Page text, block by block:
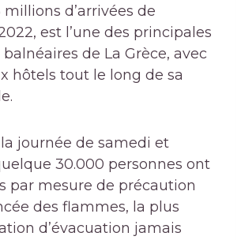
d’arrivées de
est l’une des principales
de La Grèce, avec
hôtels tout le long de sa
journée de samedi et
30.000 personnes ont
par mesure de précaution
des flammes, la plus
d’évacuation jamais